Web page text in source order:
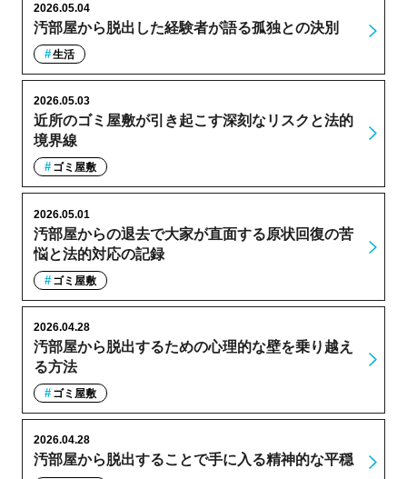
汚部屋から脱出した経験者が語る孤独との決別
2026.05.04
生活
近所のゴミ屋敷が引き起こす深刻なリスクと法的
境界線
2026.05.03
ゴミ屋敷
汚部屋からの退去で大家が直面する原状回復の苦
悩と法的対応の記録
2026.05.01
ゴミ屋敷
汚部屋から脱出するための心理的な壁を乗り越え
る方法
2026.04.28
ゴミ屋敷
汚部屋から脱出することで手に入る精神的な平穏
2026.04.28